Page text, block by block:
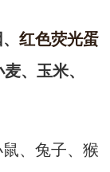
红色荧光蛋
、玉米、
、兔子、猴